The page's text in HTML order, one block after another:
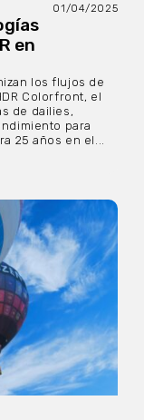
01/04/2025
en
los flujos de
Colorfront, el
de dailies,
para
25 años en el...